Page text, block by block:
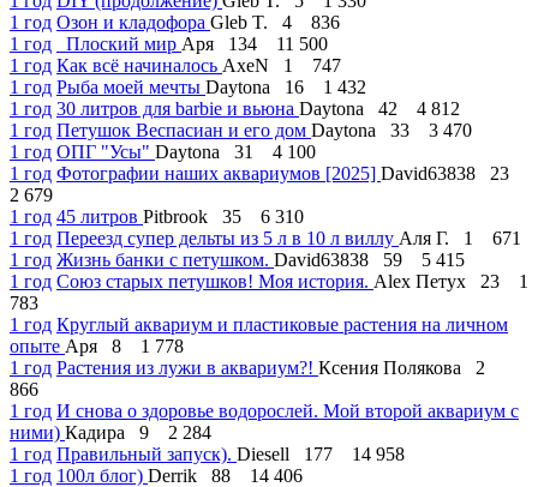
1 год Озон и кладофора Gleb T. 4
836
1 год
Плоский мир Аря 134
11 500
1 год Как всё начиналось AxeN 1
747
1 год Рыба моей мечты Daytona 16
1 432
1 год 30 литров для barbie и вьюна Daytona 42
4 812
1 год Петушок Веспасиан и его дом Daytona 33
3 470
1 год ОПГ "Усы" Daytona 31
4 100
1 год Фотографии наших аквариумов [2025] David63838
23
2 679
1 год 45 литров Pitbrook 35
6 310
1 год Переезд супер дельты из 5 л в 10 л виллу Аля Г. 1
671
1 год Жизнь банки с петушком. David63838 59
5 415
1 год Союз старых петушков! Моя история. Alex Петух 23
1
783
1 год Круглый аквариум и пластиковые растения на личном
опыте Аря 8
1 778
1 год Растения из лужи в аквариум?! Ксения Полякова
2
866
1 год И снова о здоровье водорослей. Мой второй аквариум с
ними) Кадира 9
2 284
1 год Правильный запуск). Diesell 177
14 958
1 год 100л блог) Derrik 88
14 406